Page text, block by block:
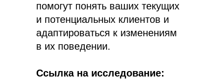
помогут понять ваших текущих
и потенциальных клиентов и
адаптироваться к изменениям
в их поведении.
Ссылка на исследование: